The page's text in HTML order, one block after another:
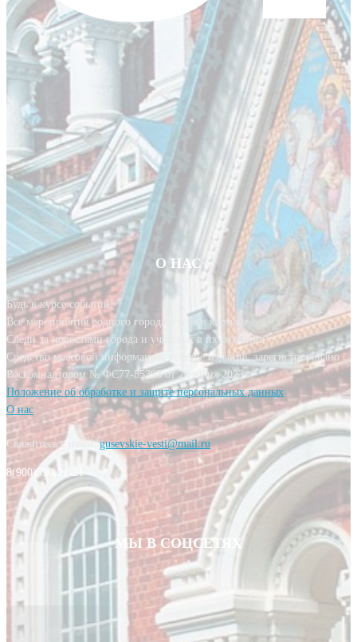
О НАС
Будь в курсе событий!
Все мероприятия родного города у тебя в кармане.
Следи за новостями города и участвуй в их создании!
Средство массовой информации, сетевое издание, зарегистрировано
Роскомнадзором № ФС77-85393 от 20 июня 2023 г.
Положение об обработке и защите персональных данных
О нас
Свяжитесь с нами:gusevskie-vesti@mail.ru
8(900)590-21-21
МЫ В СОЦСЕТЯХ